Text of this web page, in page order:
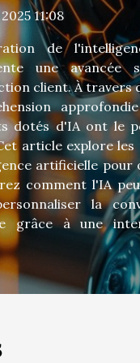
11:08
de
une avancée
client. À travers
dotés d'IA ont le
article explore
artificielle pour
comment l'IA
la
grâce à une
le rôle de
est devenue un
ces assistants...